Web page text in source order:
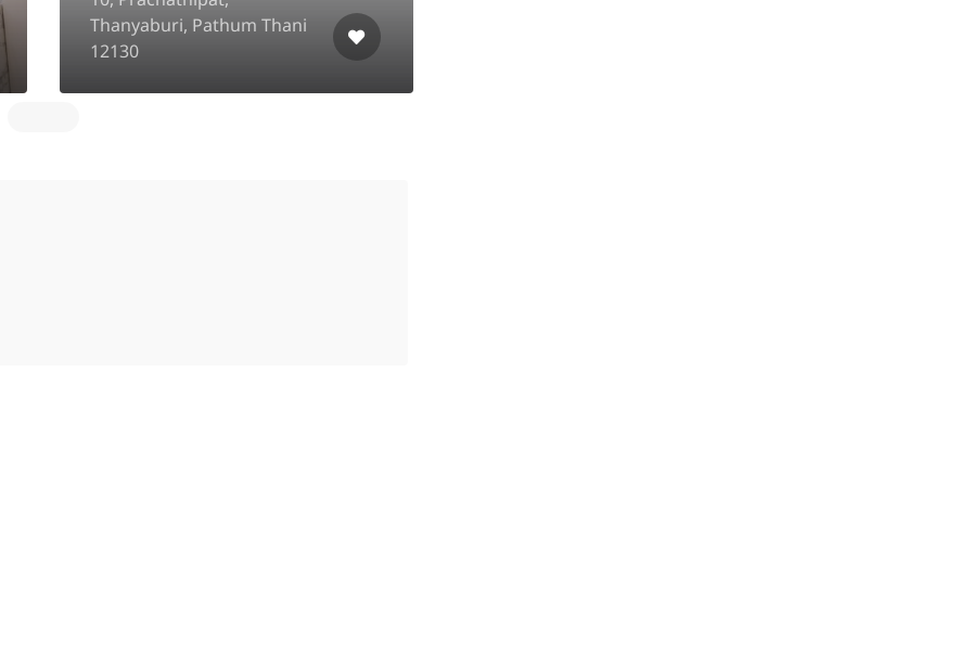
Soi
10540
Nuea, Watthana, Bangkok